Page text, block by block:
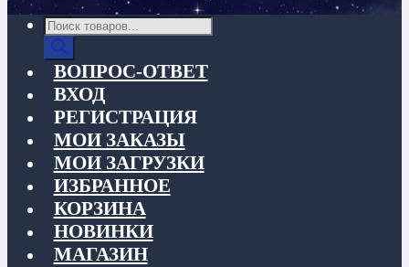
Поиск
товаров
ВОПРОС-ОТВЕТ
ВХОД
РЕГИСТРАЦИЯ
МОИ ЗАКАЗЫ
МОИ ЗАГРУЗКИ
ИЗБРАННОЕ
КОРЗИНА
НОВИНКИ
МАГАЗИН